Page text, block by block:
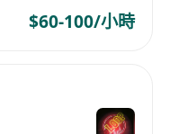
$60-100/小時